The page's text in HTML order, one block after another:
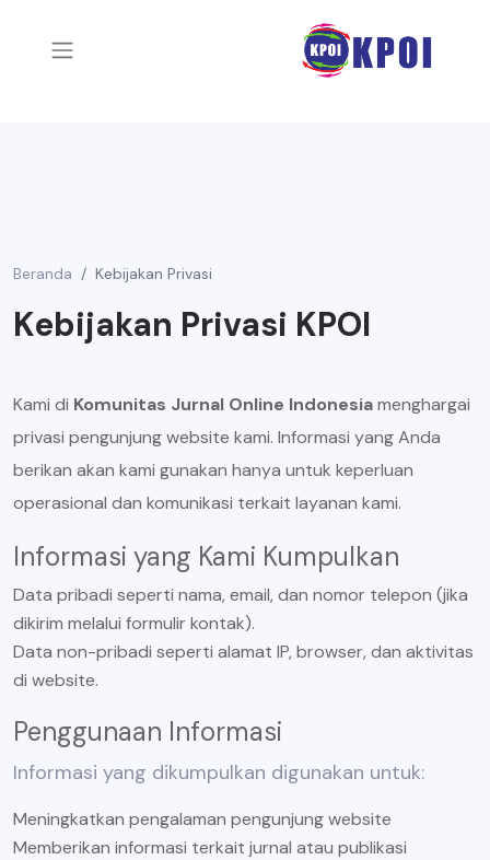
Beranda Kebijakan Privasi
Kebijakan Privasi KPOI
Kami di Komunitas Jurnal Online Indonesiamenghargai
privasi pengunjung website kami. Informasi yang Anda
berikan akan kami gunakan hanya untuk keperluan
operasional dan komunikasi terkait layanan kami.
Informasi yang Kami Kumpulkan
Data pribadi seperti nama, email, dan nomor telepon (jika
dikirim melalui formulir kontak).
Data non-pribadi seperti alamat IP, browser, dan aktivitas
di website.
Penggunaan Informasi
Informasi yang dikumpulkan digunakan untuk:
Meningkatkan pengalaman pengunjung website
Memberikan informasi terkait jurnal atau publikasi